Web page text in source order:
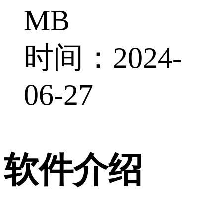
MB
时间：2024-
06-27
软件介绍